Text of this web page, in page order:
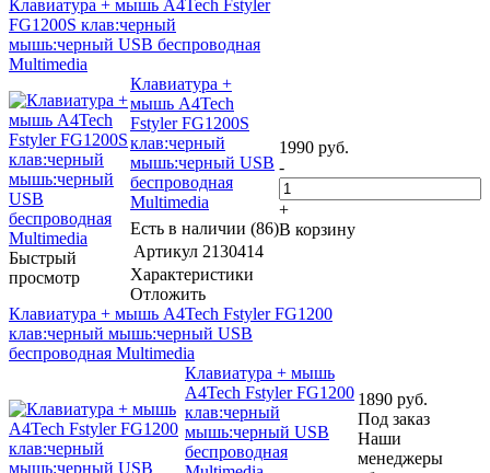
Клавиатура + мышь A4Tech Fstyler
FG1200S клав:черный
мышь:черный USB беспроводная
Multimedia
Быстрый
просмотр
Клавиатура +
мышь A4Tech
Fstyler FG1200S
клав:черный
мышь:черный USB
беспроводная
Multimedia
Есть в наличии (86)
Артикул 2130414
Характеристики
Отложить
1990 руб.
-
+
В корзину
Клавиатура + мышь A4Tech Fstyler FG1200
клав:черный мышь:черный USB
беспроводная Multimedia
Клавиатура + мышь
A4Tech Fstyler FG1200
клав:черный
мышь:черный USB
беспроводная
1890 руб.
Под заказ
Наши
менеджеры